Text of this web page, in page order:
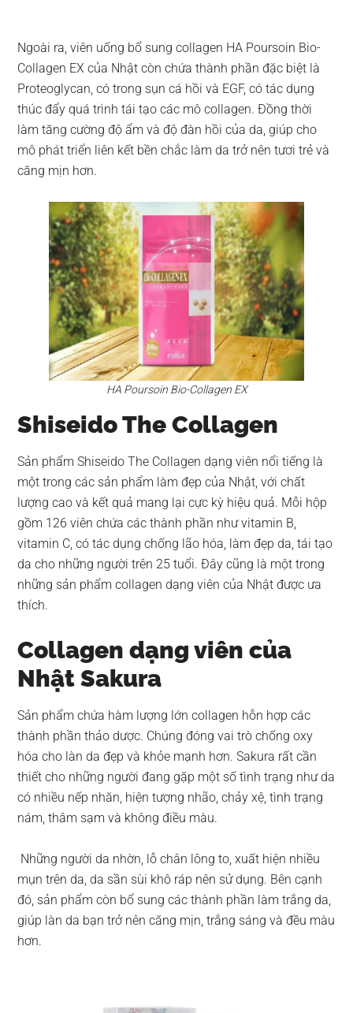
Ngoài ra, viên uống bổ sung collagen HA Poursoin Bio-
Collagen EX của Nhật còn chứa thành phần đặc biệt là
Proteoglycan, có trong sụn cá hồi và EGF, có tác dụng
thúc đẩy quá trình tái tạo các mô collagen. Đồng thời
làm tăng cường độ ẩm và độ đàn hồi của da, giúp cho
mô phát triển liên kết bền chắc làm da trở nên tươi trẻ và
căng mịn hơn.
HA Poursoin Bio-Collagen EX
Shiseido The Collagen
Sản phẩm Shiseido The Collagen dạng viên nổi tiếng là
một trong các sản phẩm làm đẹp của Nhật, với chất
lượng cao và kết quả mang lại cực kỳ hiệu quả. Mỗi hộp
gồm 126 viên chứa các thành phần như vitamin B,
vitamin C, có tác dụng chống lão hóa, làm đẹp da, tái tạo
da cho những người trên 25 tuổi. Đây cũng là một trong
những sản phẩm collagen dạng viên của Nhật được ưa
thích.
Collagen dạng viên của
Nhật Sakura
Sản phẩm chứa hàm lượng lớn collagen hỗn hợp các
thành phần thảo dược. Chúng đóng vai trò chống oxy
hóa cho làn da đẹp và khỏe mạnh hơn. Sakura rất cần
thiết cho những người đang gặp một số tình trạng như da
có nhiều nếp nhăn, hiện tượng nhão, chảy xệ, tình trạng
nám, thâm sạm và không điều màu.
Những người da nhờn, lỗ chân lông to, xuất hiện nhiều
mụn trên da, da sần sùi khô ráp nên sử dụng. Bên cạnh
đó, sản phẩm còn bổ sung các thành phần làm trắng da,
giúp làn da bạn trở nên căng mịn, trắng sáng và đều màu
hơn.